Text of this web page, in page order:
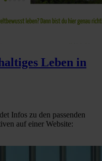
Leben in
Infos zu den passenden
auf einer Website: